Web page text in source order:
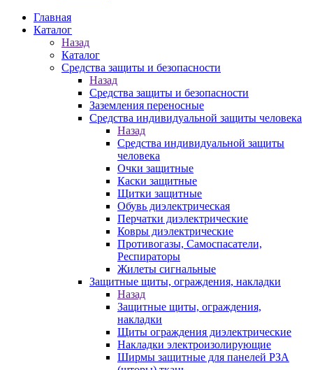
Главная
Каталог
Назад
Каталог
Средства защиты и безопасности
Назад
Средства защиты и безопасности
Заземления переносные
Средства индивидуальной защиты человека
Назад
Средства индивидуальной защиты
человека
Очки защитные
Каски защитные
Щитки защитные
Обувь диэлектрическая
Перчатки диэлектрические
Ковры диэлектрические
Противогазы, Самоспасатели,
Респираторы
Жилеты сигнальные
Защитные щиты, ограждения, накладки
Назад
Защитные щиты, ограждения,
накладки
Щиты ограждения диэлектрические
Накладки электроизолирующие
Ширмы защитные для панелей РЗА